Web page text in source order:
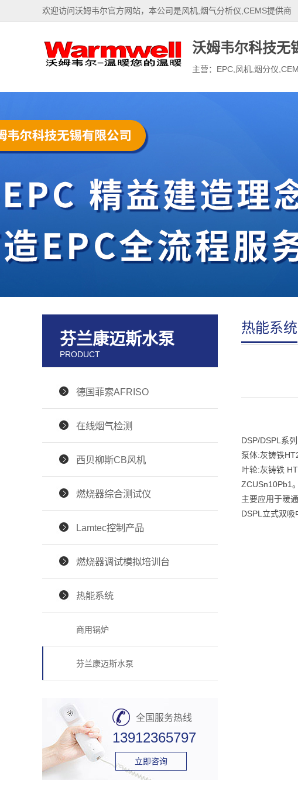
欢迎访问沃姆韦尔官方网站，本公司是风机,烟气分析仪,CEMS提供商
沃姆韦尔科技无
主营：EPC,风机,烟分仪
芬兰康迈斯水泵
PRODUCT
德国菲索AFRISO
在线烟气检测
西贝柳斯CB风机
燃烧器综合测试仪
Lamtec控制产品
燃烧器调试模拟培训台
热能系统
商用锅炉
芬兰康迈斯水泵
全国服务热线
13912365797
立即咨询
热能系统
DSP/DSPL系
泵体:灰铸铁
叶轮:灰铸铁
ZCUSn10Pb1
主要应用于暖
DSPL立式双吸